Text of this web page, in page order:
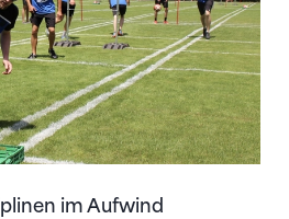
im Aufwind